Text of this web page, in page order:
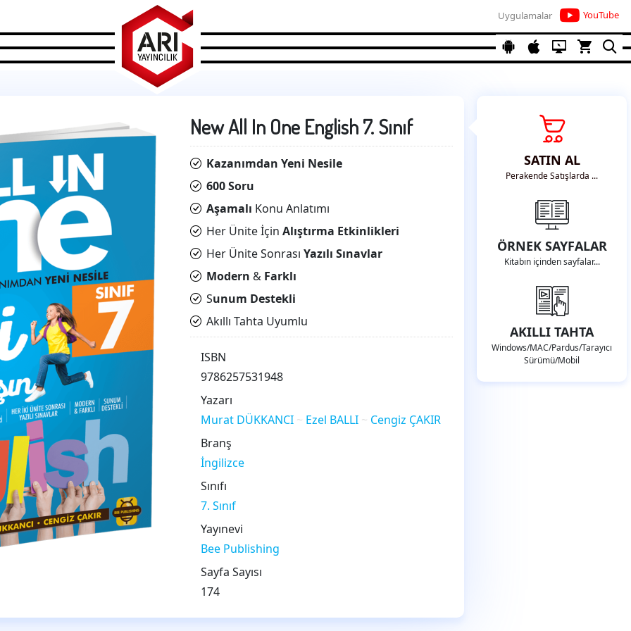
Uygulamalar YouTube
New All In One English 7. Sınıf
Kazanımdan Yeni Nesile
600 Soru
Aşamalı Konu Anlatımı
Her Ünite İçin Alıştırma Etkinlikleri
Her Ünite Sonrası Yazılı Sınavlar
Modern & Farklı
Sunum Destekli
Akıllı Tahta Uyumlu
ISBN
9786257531948
Yazarı
Murat DÜKKANCI
Ezel BALLI
Cengiz ÇAKIR
Branş
İngilizce
Sınıfı
7. Sınıf
Yayınevi
Bee Publishing
Sayfa Sayısı
174
SATIN AL
Perakende Satışlarda ...
ÖRNEK SAYFALAR
Kitabın içinden sayfalar...
AKILLI TAHTA
Windows/MAC/Pardus/Tarayıcı
Sürümü/Mobil